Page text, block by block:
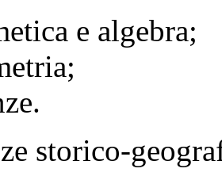
e algebra;
storico-